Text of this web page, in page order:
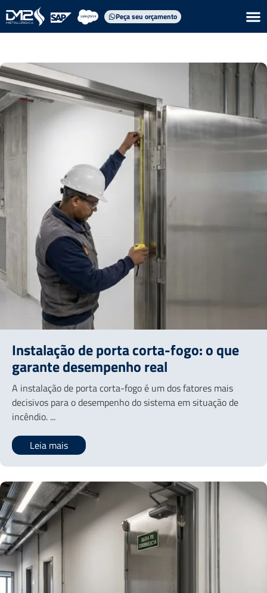
Peça seu orçamento
Instalação de porta corta-fogo: o que
garante desempenho real
A instalação de porta corta-fogo é um dos fatores mais
decisivos para o desempenho do sistema em situação de
incêndio. ...
Leia mais